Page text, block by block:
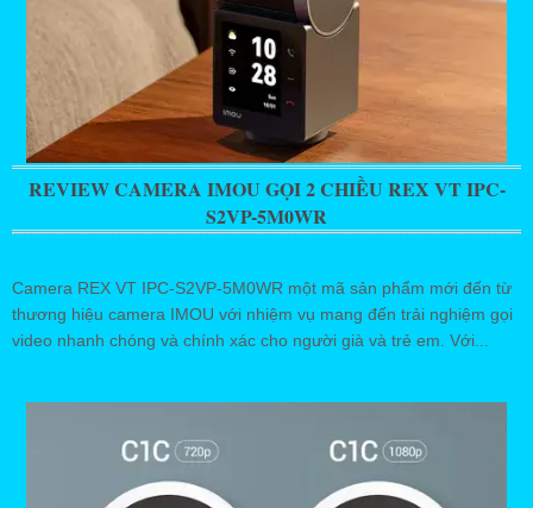
REVIEW CAMERA IMOU GỌI 2 CHIỀU REX VT IPC-
S2VP-5M0WR
Camera REX VT IPC-S2VP-5M0WR một mã sản phẩm mới đến từ
thương hiệu camera IMOU với nhiệm vụ mang đến trải nghiệm gọi
video nhanh chóng và chính xác cho người già và trẻ em. Với...